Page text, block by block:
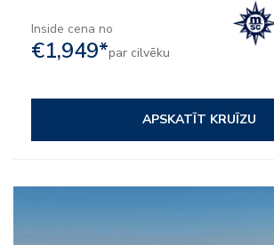
Inside cena no
€1,949*par cilvēku
APSKATĪT KRUĪZU